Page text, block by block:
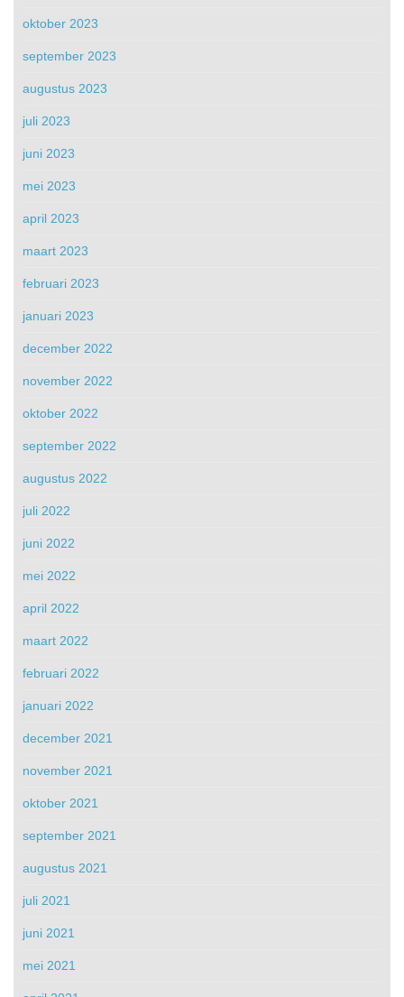
oktober 2023
september 2023
augustus 2023
juli 2023
juni 2023
mei 2023
april 2023
maart 2023
februari 2023
januari 2023
december 2022
november 2022
oktober 2022
september 2022
augustus 2022
juli 2022
juni 2022
mei 2022
april 2022
maart 2022
februari 2022
januari 2022
december 2021
november 2021
oktober 2021
september 2021
augustus 2021
juli 2021
juni 2021
mei 2021